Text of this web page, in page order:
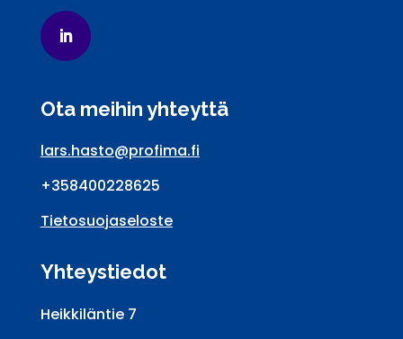
Ota meihin yhteyttä
lars.hasto@profima.fi
+358400228625
Tietosuojaseloste
Yhteystiedot
Heikkiläntie 7